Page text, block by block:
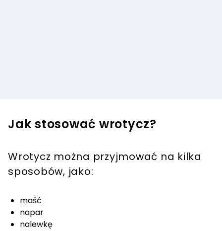
Jak stosować wrotycz?
Wrotycz można przyjmować na kilka
sposobów, jako:
maść
napar
nalewkę